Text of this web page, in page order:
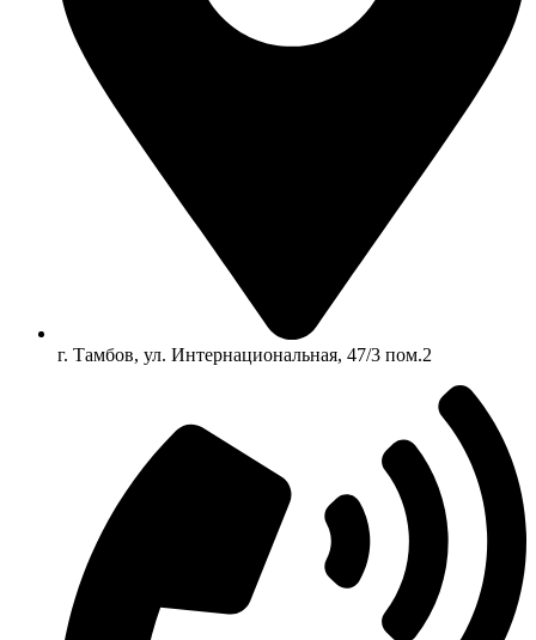
г. Тамбов, ул. Интернациональная, 47/3 пом.2